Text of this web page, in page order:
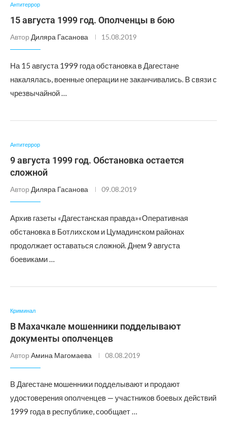
Антитеррор
15 августа 1999 год. Ополченцы в бою
Автор Диляра Гасанова 15.08.2019
На 15 августа 1999 года обстановка в Дагестане
накалялась, военные операции не заканчивались. В связи с
чрезвычайной …
Антитеррор
9 августа 1999 год. Обстановка остается
сложной
Автор Диляра Гасанова 09.08.2019
Архив газеты «Дагестанская правда»«Оперативная
обстановка в Ботлихском и Цумадинском районах
продолжает оставаться сложной. Днем 9 августа
боевиками …
Криминал
В Махачкале мошенники подделывают
документы ополченцев
Автор Амина Магомаева 08.08.2019
В Дагестане мошенники подделывают и продают
удостоверения ополченцев — участников боевых действий
1999 года в республике, сообщает …